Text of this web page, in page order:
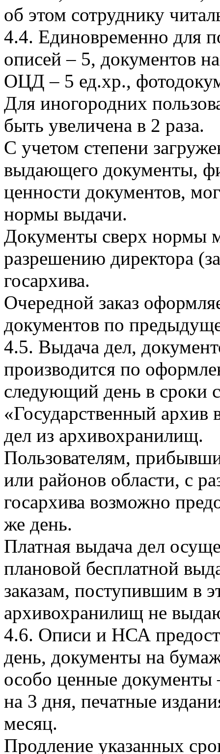
об этом сотруднику
4.4. Единовременно для
описей – 5, документов
ОЦД – 5 ед.хр.,
Для иногородних
быть увеличена в 2 раза.
С учетом степени
выдающего документы,
ценности документов,
нормы выдачи.
Документы сверх нормы
разрешению директора
госархива.
Очередной заказ
документов по
4.5. Выдача дел,
производится по
следующий день в сроки
«Государственный
дел из архивохранилищ.
Пользователям,
или районов области, с
госархива возможно
же день.
Платная выдача дел
плановой бесплатной
заказам, поступившим в
архивохранилищ не
4.6. Описи и НСА
день, документы на
особо ценные
на 3 дня, печатные
месяц.
Продление указанных